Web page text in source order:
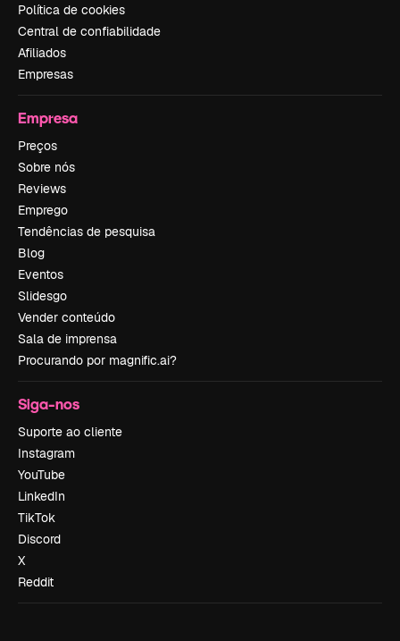
Política de cookies
Central de confiabilidade
Afiliados
Empresas
Empresa
Preços
Sobre nós
Reviews
Emprego
Tendências de pesquisa
Blog
Eventos
Slidesgo
Vender conteúdo
Sala de imprensa
Procurando por magnific.ai?
Siga-nos
Suporte ao cliente
Instagram
YouTube
LinkedIn
TikTok
Discord
X
Reddit